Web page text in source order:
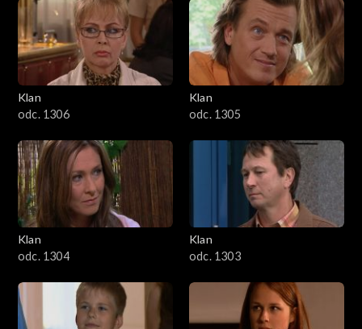
Klan
odc. 1306
Klan
odc. 1305
Klan
odc. 1304
Klan
odc. 1303